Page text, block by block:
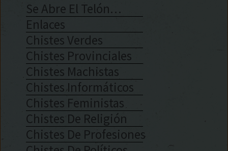
Se Abre El Telón…
Enlaces
Chistes Verdes
Chistes Provinciales
Chistes Machistas
Chistes Informáticos
Chistes Feministas
Chistes De Religión
Chistes De Profesiones